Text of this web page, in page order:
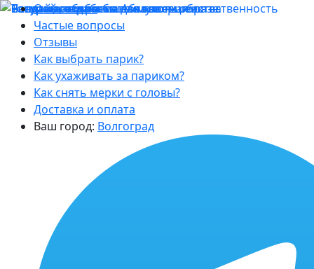
О магазине
Частые вопросы
Отзывы
Как выбрать парик?
Как ухаживать за париком?
Как снять мерки с головы?
Доставка и оплата
Ваш город: Волгоград